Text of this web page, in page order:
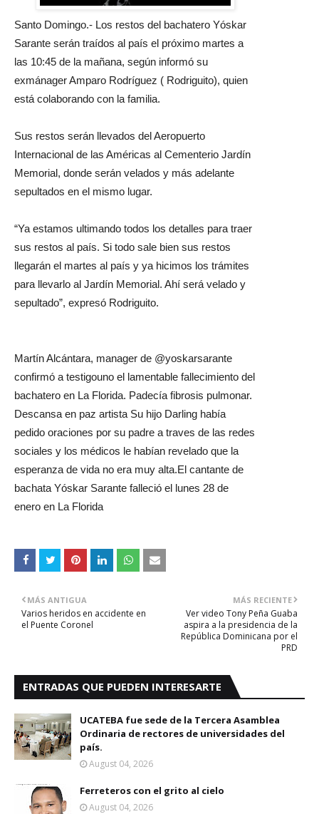
Santo Domingo.- Los restos del bachatero Yóskar
Sarante serán traídos al país el próximo martes a
las 10:45 de la mañana, según informó su
exmánager Amparo Rodríguez ( Rodriguito), quien
está colaborando con la familia.
Sus restos serán llevados del Aeropuerto
Internacional de las Américas al Cementerio Jardín
Memorial, donde serán velados y más adelante
sepultados en el mismo lugar.
“Ya estamos ultimando todos los detalles para traer
sus restos al país. Si todo sale bien sus restos
llegarán el martes al país y ya hicimos los trámites
para llevarlo al Jardín Memorial. Ahí será velado y
sepultado”, expresó Rodriguito.
Martín Alcántara, manager de @yoskarsarante
confirmó a testigouno el lamentable fallecimiento del
bachatero en La Florida. Padecía fibrosis pulmonar.
Descansa en paz artista Su hijo Darling había
pedido oraciones por su padre a traves de las redes
sociales y los médicos le habían revelado que la
esperanza de vida no era muy alta.El cantante de
bachata Yóskar Sarante falleció el lunes 28 de
enero en La Florida
MÁS RECIENTE
Ver video Tony Peña Guaba
aspira a la presidencia de la
República Dominicana por el
PRD
MÁS ANTIGUA
Varios heridos en accidente en
el Puente Coronel
ENTRADAS QUE PUEDEN INTERESARTE
UCATEBA fue sede de la Tercera Asamblea
Ordinaria de rectores de universidades del
país.
August 04, 2026
Ferreteros con el grito al cielo
August 04, 2026